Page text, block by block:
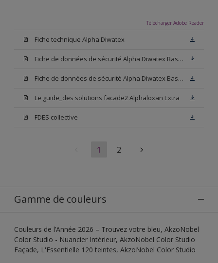
Télécharger Adobe Reader
Fiche technique Alpha Diwatex
Fiche de données de sécurité Alpha Diwatex Base N00
Fiche de données de sécurité Alpha Diwatex Base M15
Le guide_des solutions facade2 Alphaloxan Extra
FDES collective
1 2
Gamme de couleurs
Couleurs de l’Année 2026 – Trouvez votre bleu, AkzoNobel
Color Studio - Nuancier Intérieur, AkzoNobel Color Studio
Façade, L'Essentielle 120 teintes, AkzoNobel Color Studio